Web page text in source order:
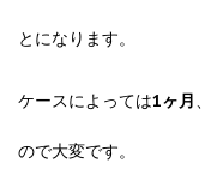
とになります。
ケースによっては1ヶ月
ので大変です。